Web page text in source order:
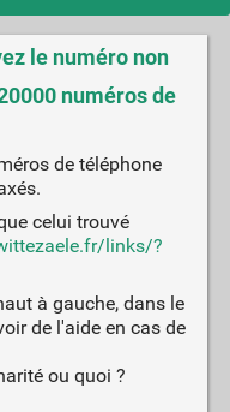
le numéro non
numéros de
de téléphone
celui trouvé
links/?
à gauche, dans le
de l'aide en cas de
ou quoi ?